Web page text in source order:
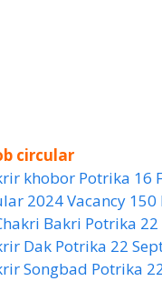
circular
khobor Potrika 16
2024 Vacancy 150
Bakri Potrika
Dak Potrika 22
Songbad Potrika